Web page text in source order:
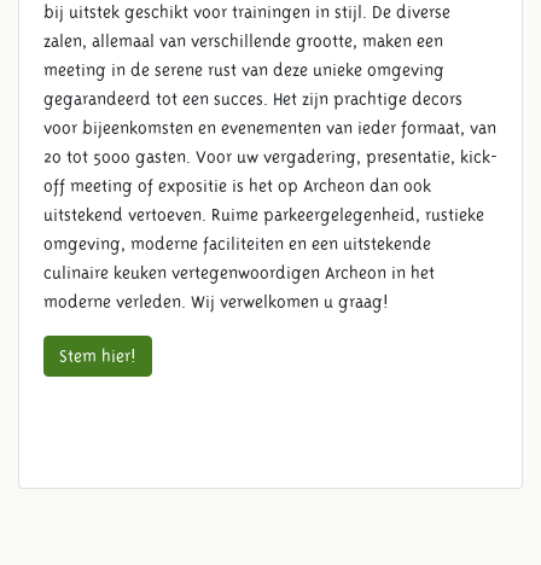
bij uitstek geschikt voor trainingen in stijl. De diverse
zalen, allemaal van verschillende grootte, maken een
meeting in de serene rust van deze unieke omgeving
gegarandeerd tot een succes. Het zijn prachtige decors
voor bijeenkomsten en evenementen van ieder formaat, van
20 tot 5000 gasten. Voor uw vergadering, presentatie, kick-
off meeting of expositie is het op Archeon dan ook
uitstekend vertoeven. Ruime parkeergelegenheid, rustieke
omgeving, moderne faciliteiten en een uitstekende
culinaire keuken vertegenwoordigen Archeon in het
moderne verleden. Wij verwelkomen u graag!
Stem hier!